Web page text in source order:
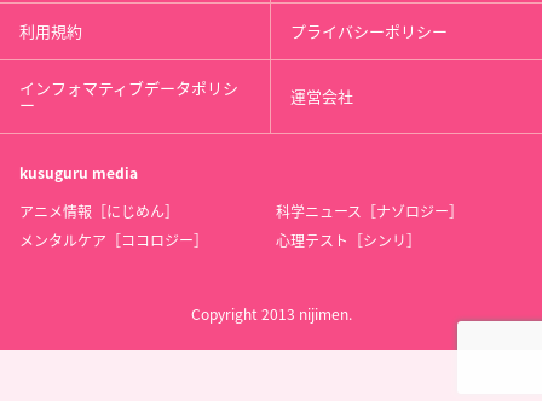
利用規約 プライバシーポリシー
インフォマティブデータポリシ
ー 運営会社
kusuguru media
アニメ情報［にじめん］
科学ニュース［ナゾロジー］
メンタルケア［ココロジー］
心理テスト［シンリ］
Copyright 2013 nijimen.